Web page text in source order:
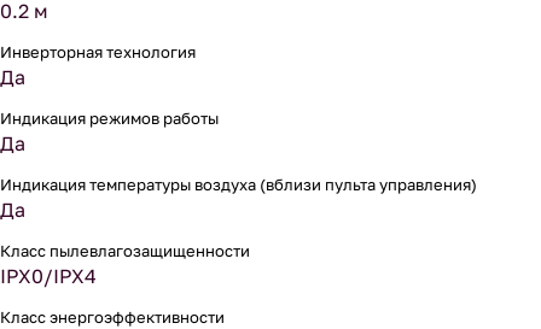
0.2 м
Инверторная технология
Да
Индикация режимов работы
Да
Индикация температуры воздуха (вблизи пульта управления)
Да
Класс пылевлагозащищенности
IPX0/IPX4
Класс энергоэффективности